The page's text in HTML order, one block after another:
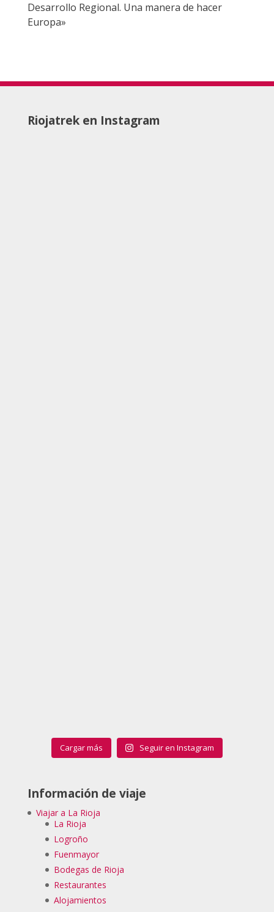
Desarrollo Regional. Una manera de hacer
Europa»
Riojatrek en Instagram
Cargar más Seguir en Instagram
Información de viaje
Viajar a La Rioja
La Rioja
Logroño
Fuenmayor
Bodegas de Rioja
Restaurantes
Alojamientos